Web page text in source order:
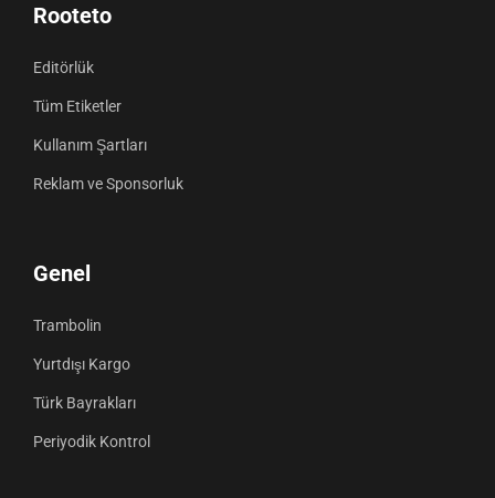
Rooteto
Editörlük
Tüm Etiketler
Kullanım Şartları
Reklam ve Sponsorluk
Genel
Trambolin
Yurtdışı Kargo
Türk Bayrakları
Periyodik Kontrol